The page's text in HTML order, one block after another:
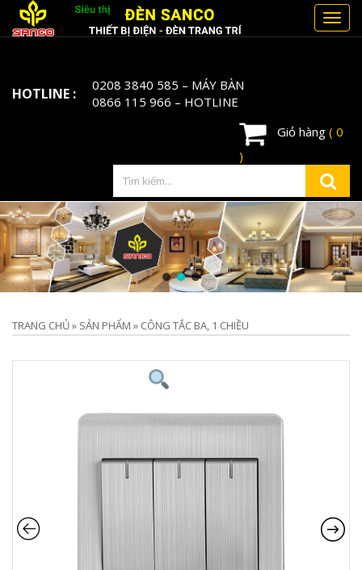
HOTLINE : 0208 3840 585 – MÁY BÀN
0866 115 966 – HOTLINE
Giỏ hàng ( 0
)
TRANG CHỦ» SẢN PHẨM » CÔNG TẮC BA, 1 CHIỀU